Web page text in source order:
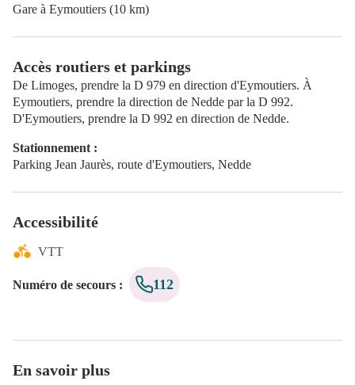
Gare à Eymoutiers (10 km)
Accès routiers et parkings
De Limoges, prendre la D 979 en direction d'Eymoutiers. À
Eymoutiers, prendre la direction de Nedde par la D 992.
D'Eymoutiers, prendre la D 992 en direction de Nedde.
Stationnement :
Parking Jean Jaurès, route d'Eymoutiers, Nedde
Accessibilité
VTT
Numéro de secours : 112
En savoir plus